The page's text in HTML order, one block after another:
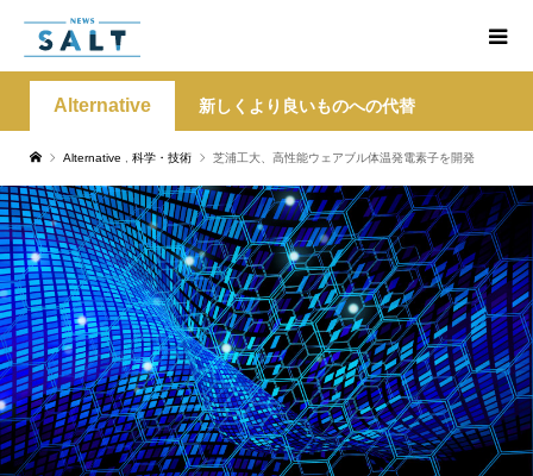
Alternative 新しくより良いものへの代替
Alternative 科学・技術 芝浦工大、高性能ウェアブル体温発電素子を開発